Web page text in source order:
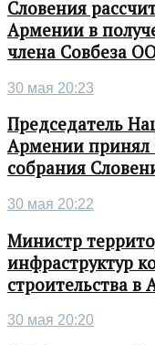
Словения
Армении в
члена Совбеза
30 мая 20:23
Председатель
Армении принял
собрания
30 мая 20:22
Министр
инфраструктур
строительства
30 мая 20:20